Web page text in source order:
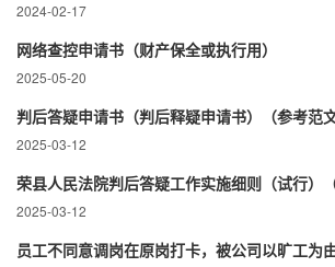
2024-02-17
网络查控申请书（财产保全或执行用）
2025-05-20
判后答疑申请书（判后释疑申请书）（参考范文
2025-03-12
荣县人民法院判后答疑工作实施细则（试行）
2025-03-12
员工不同意调岗在原岗打卡，被公司以旷工为